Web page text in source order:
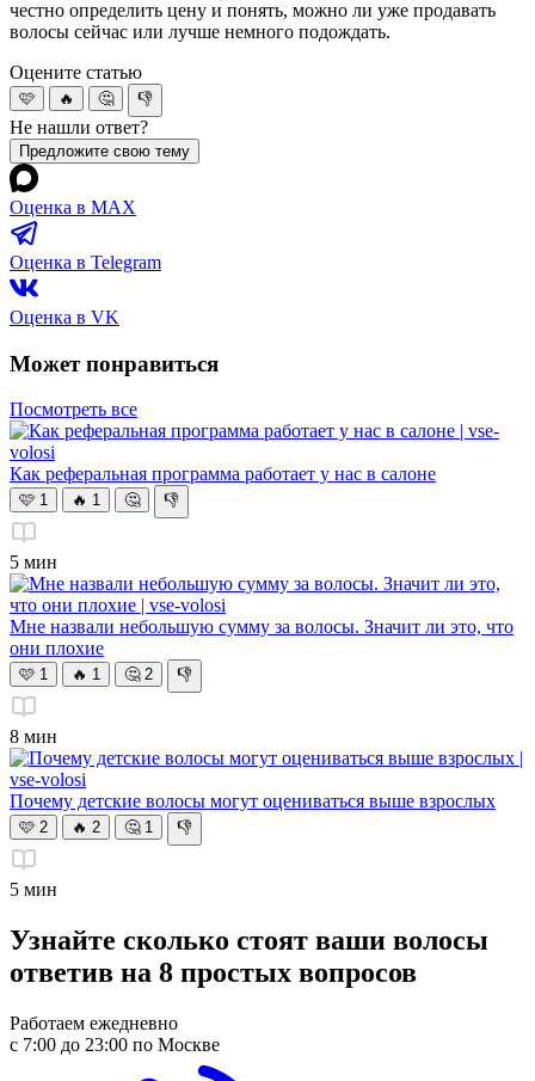
честно определить цену и понять, можно ли уже продавать
волосы сейчас или лучше немного подождать.
Оцените статью
🩷 🔥 🤔 👎
Не нашли ответ?
Предложите свою тему
Оценка в MAX
Оценка в Telegram
Оценка в VK
Может понравиться
Посмотреть все
Как реферальная программа работает у нас в салоне
🩷 1 🔥 1 🤔 👎
5 мин
Мне назвали небольшую сумму за волосы. Значит ли это, что
они плохие
🩷 1 🔥 1 🤔 2 👎
8 мин
Почему детские волосы могут оцениваться выше взрослых
🩷 2 🔥 2 🤔 1 👎
5 мин
Узнайте сколько стоят ваши волосы
ответив на 8 простых вопросов
Работаем ежедневно
с 7:00 до 23:00 по Москве